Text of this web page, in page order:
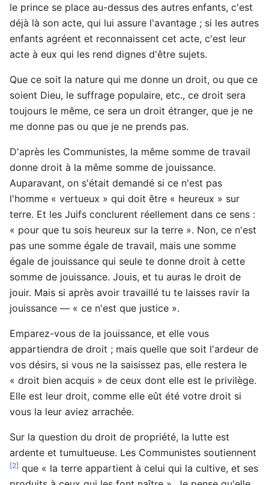
le prince se place au-dessus des autres enfants, c'est
déjà là son acte, qui lui assure l'avantage ; si les autres
enfants agréent et reconnaissent cet acte, c'est leur
acte à eux qui les rend dignes d'être sujets.
Que ce soit la nature qui me donne un droit, ou que ce
soient Dieu, le suffrage populaire, etc., ce droit sera
toujours le même, ce sera un droit étranger, que je ne
me donne pas ou que je ne prends pas.
D'après les Communistes, la même somme de travail
donne droit à la même somme de jouissance.
Auparavant, on s'était demandé si ce n'est pas
l'homme « vertueux » qui doit être « heureux » sur
terre. Et les Juifs conclurent réellement dans ce sens :
« pour que tu sois heureux sur la terre ». Non, ce n'est
pas une somme égale de travail, mais une somme
égale de jouissance qui seule te donne droit à cette
somme de jouissance. Jouis, et tu auras le droit de
jouir. Mais si après avoir travaillé tu te laisses ravir la
jouissance — « ce n'est que justice ».
Emparez-vous de la jouissance, et elle vous
appartiendra de droit ; mais quelle que soit l'ardeur de
vos désirs, si vous ne la saisissez pas, elle restera le
« droit bien acquis » de ceux dont elle est le privilège.
Elle est leur droit, comme elle eût été votre droit si
vous la leur aviez arrachée.
Sur la question du droit de propriété, la lutte est
ardente et tumultueuse. Les Communistes soutiennent
[2] que « la terre appartient à celui qui la cultive, et ses